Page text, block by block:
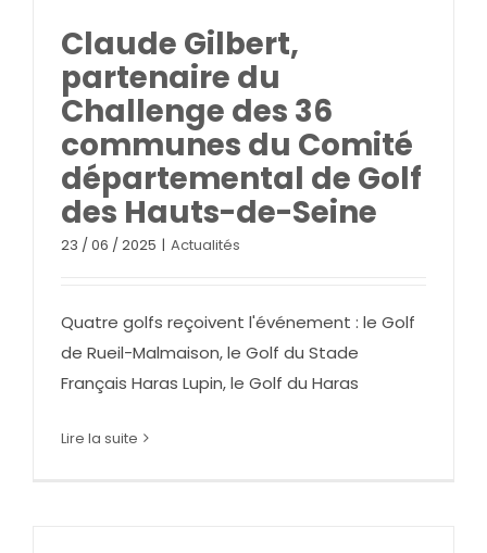
Claude Gilbert,
partenaire du
Challenge des 36
communes du Comité
départemental de Golf
des Hauts-de-Seine
23 / 06 / 2025 | Actualités
Quatre golfs reçoivent l'événement : le Golf
de Rueil-Malmaison, le Golf du Stade
Français Haras Lupin, le Golf du Haras
Lire la suite